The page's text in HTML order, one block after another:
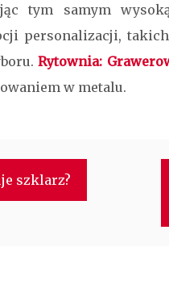
tym samym
personalizacji,
Rytownia:
w metalu.
szklarz?